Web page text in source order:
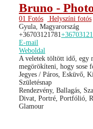
Bruno -
01 Fotós Helyszíni fotós
Gyula, Magyarország
+36703121781
E-mail
Weboldal
A veletek töltött idő, egy
megörökíteni, hogy sose
Jegyes / Páros, Esküvő,
Születésnap
Rendezvény, Ballagás,
Divat, Portré, Portfólió,
Glamour